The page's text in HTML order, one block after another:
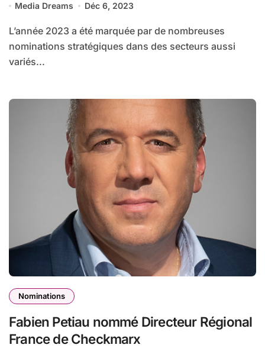
Media Dreams Déc 6, 2023
L’année 2023 a été marquée par de nombreuses
nominations stratégiques dans des secteurs aussi
variés...
Nominations
Fabien Petiau nommé Directeur Régional
France de Checkmarx